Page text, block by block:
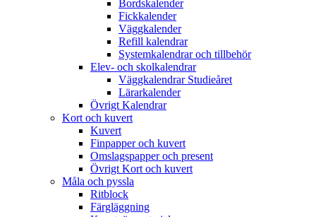
Bordskalender
Fickkalender
Väggkalender
Refill kalendrar
Systemkalendrar och tillbehör
Elev- och skolkalendrar
Väggkalendrar Studieåret
Lärarkalender
Övrigt Kalendrar
Kort och kuvert
Kuvert
Finpapper och kuvert
Omslagspapper och present
Övrigt Kort och kuvert
Måla och pyssla
Ritblock
Färgläggning